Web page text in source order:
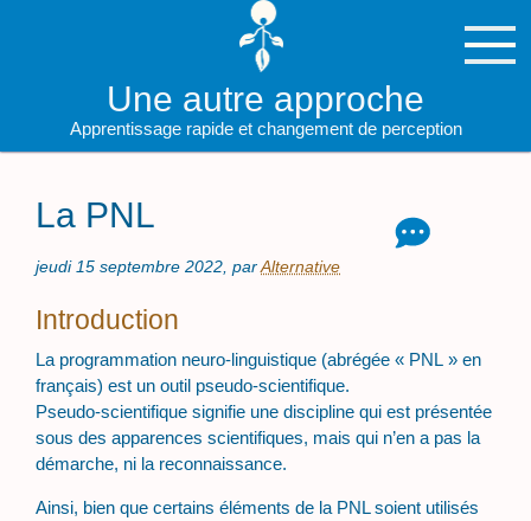
Une autre approche
Apprentissage rapide et changement de perception
La PNL
jeudi 15 septembre 2022,parAlternative
Introduction
La programmation neuro-linguistique (abrégée « PNL » en
français) est un outil pseudo-scientifique.
Pseudo-scientifique signifie une discipline qui est présentée
sous des apparences scientifiques, mais qui n’en a pas la
démarche, ni la reconnaissance.
Ainsi, bien que certains éléments de la PNL soient utilisés